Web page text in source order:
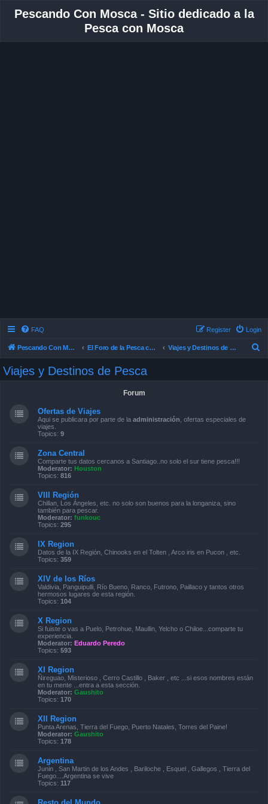
Pescando Con Mosca - Sitio dedicado a la
Pesca con Mosca
FAQ Login
Register
Pescando Con Mosca El Foro de la Pesca con Mosca en Chile Viajes y Destinos de Pesca
Viajes y Destinos de Pesca
Forum
Ofertas de Viajes
Aqui se publicara por parte de la administración , ofertas especiales de
viajes.
Topics: 9
Zona Central
Comparte tus datos cercanos a Santiago..no solo el sur tiene pesca!!!
Moderator: Houston
Topics: 816
VIII Región
Chillan, Los Ángeles, etc. no solo son buenos para la longaniza, sino
también para pescar.
Moderator: funkouc
Topics: 295
IX Region
Datos de la IX Región, Chinooks en el Tolten , Arco iris en Pucon , etc.
Topics: 359
XIV de los Ríos
Valdivia, Panguipulli, Río Bueno, Ranco, Futrono, Paillaco y tantos otros
hermosos lugares de esta región.
Topics: 104
X Region
Si fuiste o vas a Puelo, Petrohue, Maullin, Yelcho o Chiloe...comparte tu
experiencia.
Moderator: Eduardo Peredo
Topics: 593
XI Region
Ñireguao, Misterioso , Cerro Castillo , Baker , etc ...si esos nombres están
en tu mente ...entra a esta sección.
Moderator: Gaushito
Topics: 170
XII Region
Punta Arenas, Tierra del Fuego, Puerto Natales, Torres del Paine!
Moderator: Gaushito
Topics: 178
Argentina
Junin , San Martin de los Andes , Bariloche , Esquel , Gallegos , Tierra del
Fuego....Argentina se vive
Topics: 117